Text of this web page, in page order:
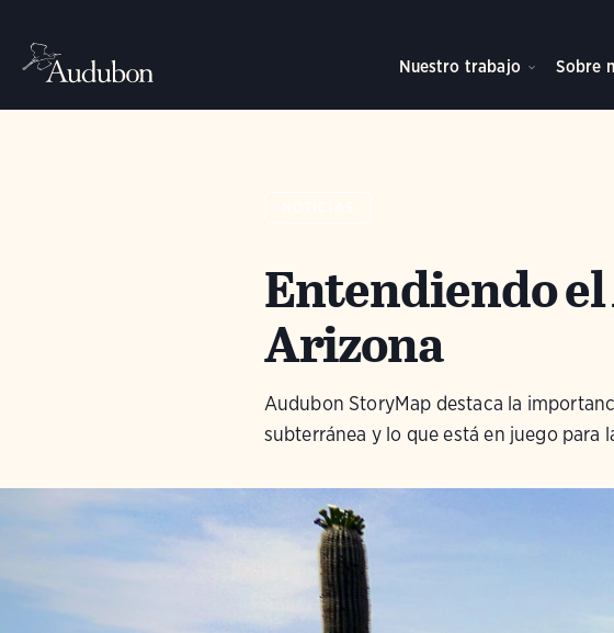
Nuestro trabajo Sobre
Entendiendo
Arizona
Audubon StoryMap destaca la
subterránea y lo que está en juego para